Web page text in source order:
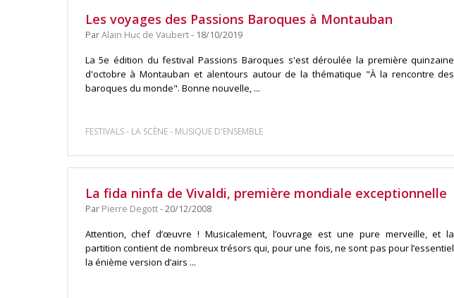
Les voyages des Passions Baroques à Montauban
ParAlain Huc de Vaubert- 18/10/2019
La 5e édition du festival Passions Baroques s'est déroulée la première quinzaine
d'octobre à Montauban et alentours autour de la thématique "À la rencontre des
baroques du monde". Bonne nouvelle, ...
FESTIVALS- LA SCÈNE- MUSIQUE D'ENSEMBLE
La fida ninfa de Vivaldi, première mondiale exceptionnelle
Par Pierre Degott- 20/12/2008
Attention, chef d’œuvre ! Musicalement, l’ouvrage est une pure merveille, et la
partition contient de nombreux trésors qui, pour une fois, ne sont pas pour l’essentiel
la énième version d’airs ...